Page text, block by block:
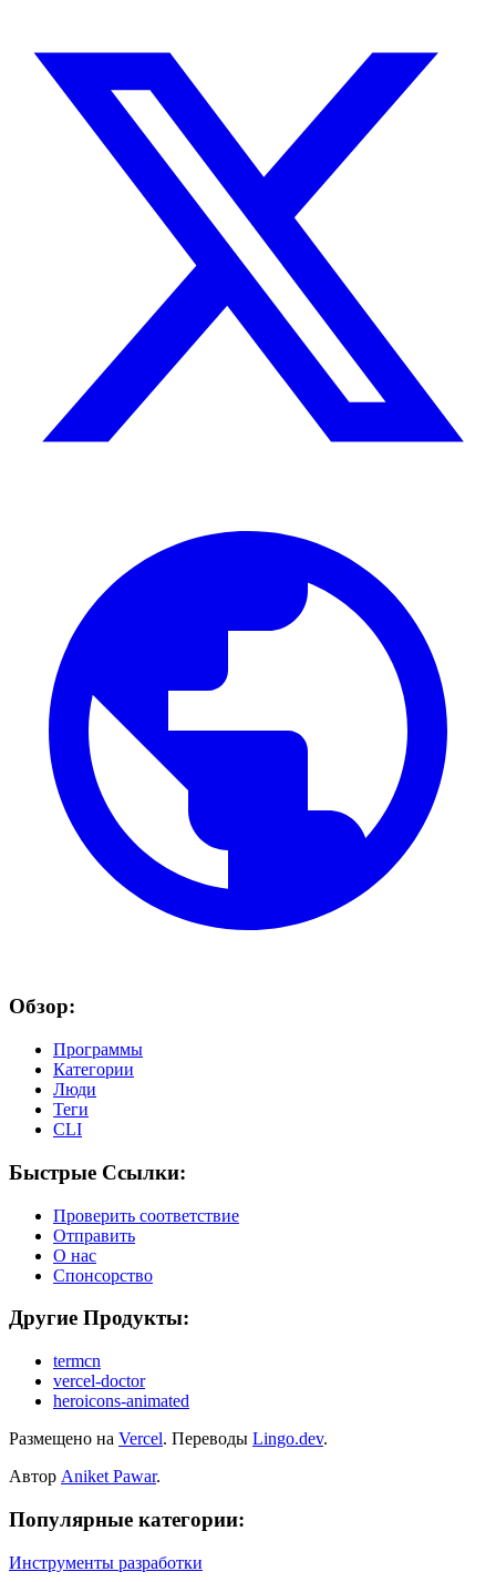
Обзор:
Программы
Категории
Люди
Теги
CLI
Быстрые Ссылки:
Проверить соответствие
Отправить
О нас
Спонсорство
Другие Продукты:
termcn
vercel-doctor
heroicons-animated
Размещено на Vercel. Переводы Lingo.dev.
Автор Aniket Pawar.
Популярные категории:
Инструменты разработки